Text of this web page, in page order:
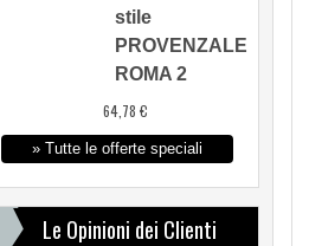
stile
PROVENZALE
ROMA 2
64,78 €
» Tutte le offerte speciali
Le Opinioni dei Clienti